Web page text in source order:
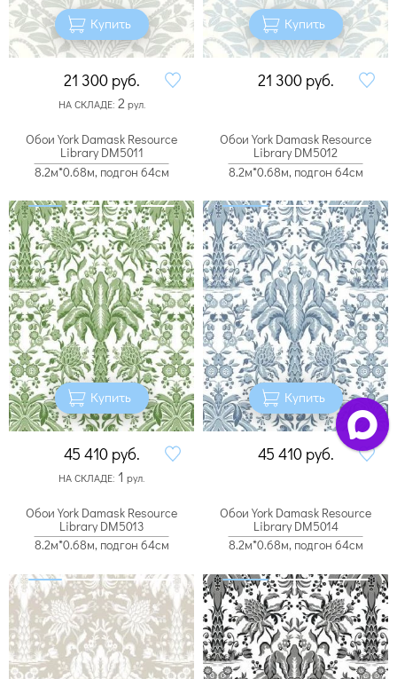
Купить
21 300 руб.
НА СКЛАДЕ: 2 рул.
Купить
21 300 руб.
Обои York Damask Resource
Library DM5011
8.2м*0.68м, подгон 64см
Купить
45 410 руб.
НА СКЛАДЕ: 1 рул.
Обои York Damask Resource
Library DM5012
8.2м*0.68м, подгон 64см
Купить
45 410 руб.
Обои York Damask Resource
Library DM5013
8.2м*0.68м, подгон 64см
Обои York Damask Resource
Library DM5014
8.2м*0.68м, подгон 64см